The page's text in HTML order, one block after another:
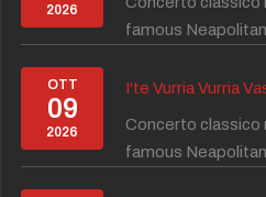
2026
famous
OTT
09
2026
I'te Vurria Vurria
Concerto
famous